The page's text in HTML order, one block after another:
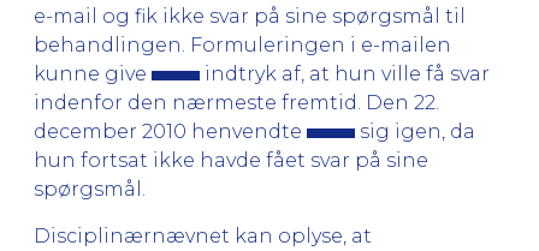
e-mail og fik ikke svar på sine spørgsmål til
behandlingen. Formuleringen i e-mailen
kunne give
indtryk af, at hun ville få svar
indenfor den nærmeste fremtid. Den 22.
december 2010 henvendte
sig igen, da
hun fortsat ikke havde fået svar på sine
spørgsmål.
Disciplinærnævnet kan oplyse, at